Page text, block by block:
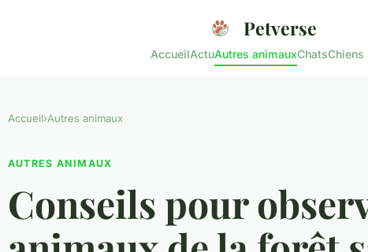
Petverse
AccueilActuAutres animauxChatsChiens
Accueil›Autres animaux
AUTRES ANIMAUX
Conseils pour